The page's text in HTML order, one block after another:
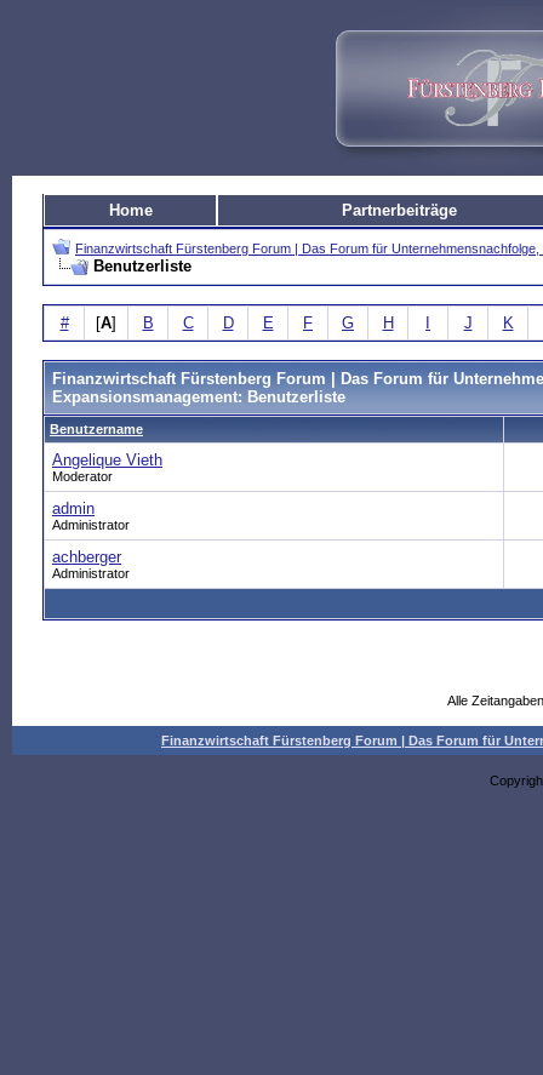
Home Partnerbeiträge
Finanzwirtschaft Fürstenberg Forum | Das Forum für
Benutzerliste
# [A] B C D E F G H J K
Finanzwirtschaft Fürstenberg Forum | Das Forum für
Expansionsmanagement: Benutzerliste
Benutzername
Angelique Vieth
Moderator
admin
Administrator
achberger
Administrator
Alle
Finanzwirtschaft Fürstenberg Forum | Das Forum für